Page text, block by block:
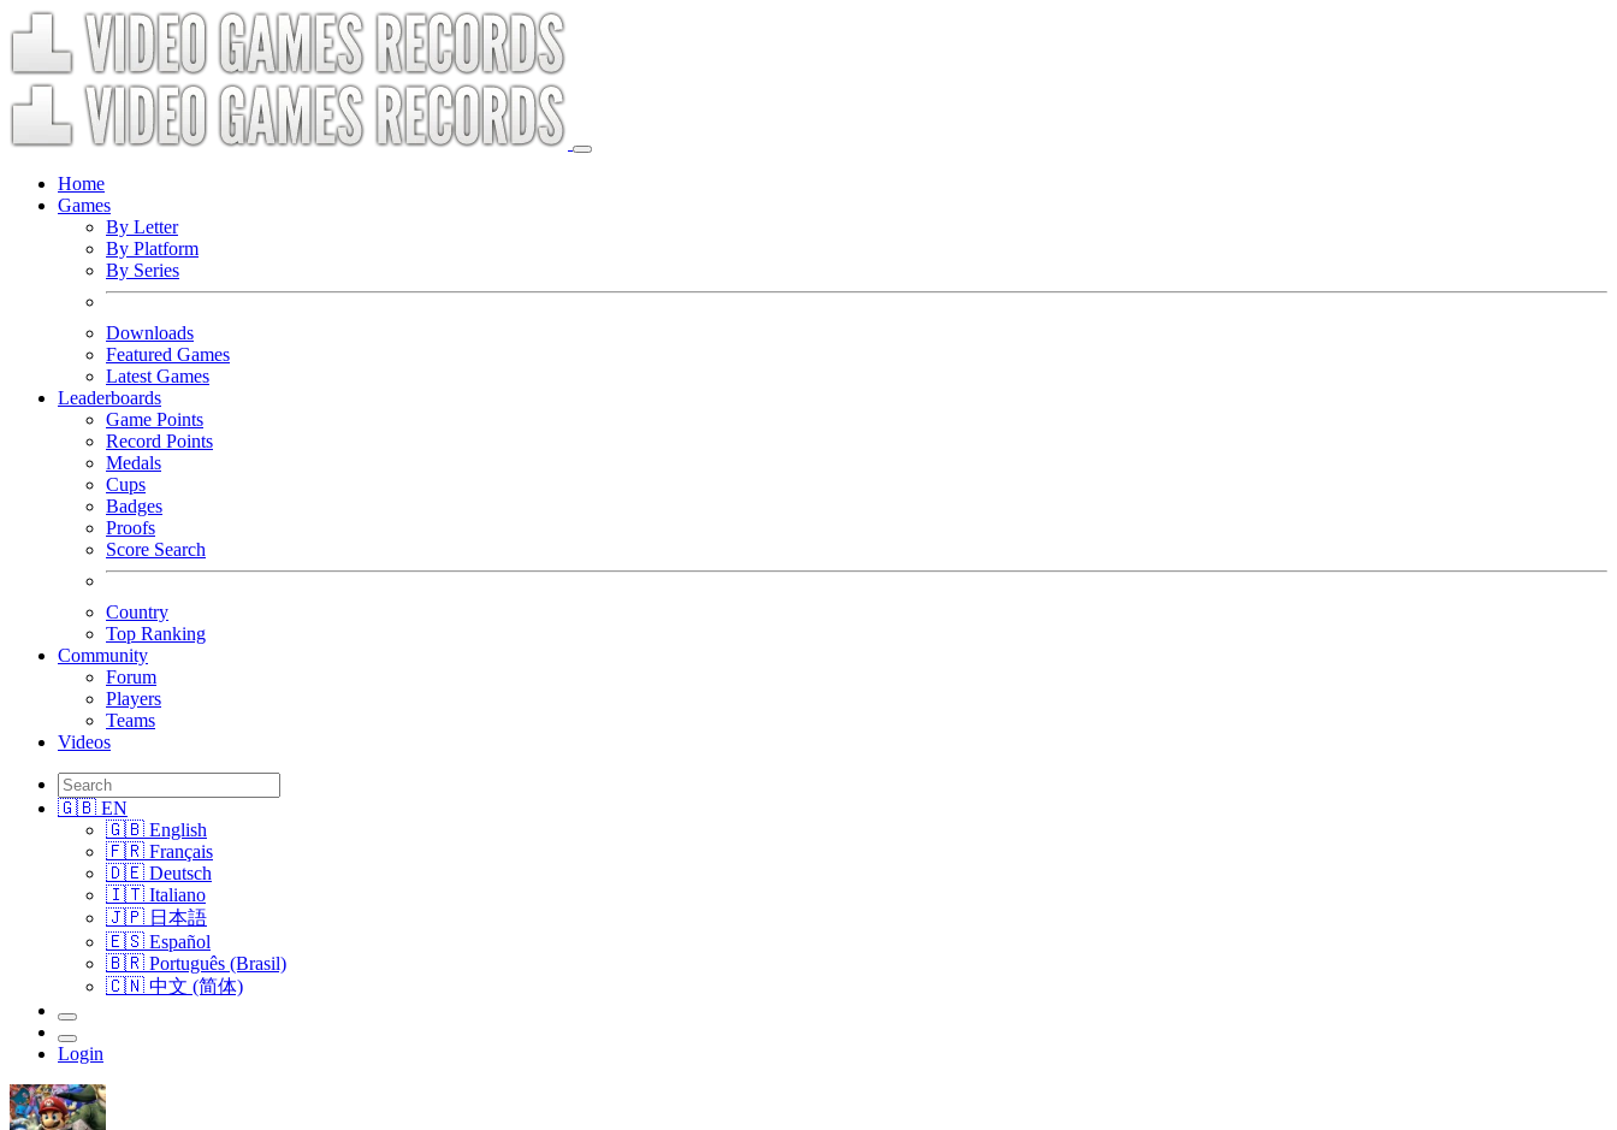
Home
Games
By Letter
By Platform
By Series
Downloads
Featured Games
Latest Games
Leaderboards
Game Points
Record Points
Medals
Cups
Badges
Proofs
Score Search
Country
Top Ranking
Community
Forum
Players
Teams
Videos
🇬🇧 EN
🇬🇧 English
🇫🇷 Français
🇩🇪 Deutsch
🇮🇹 Italiano
🇯🇵 日本語
🇪🇸 Español
🇧🇷 Português (Brasil)
🇨🇳 中文 (简体)
Login